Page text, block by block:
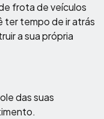
frota de veículos
ter tempo de ir atrás
a sua própria
das suas